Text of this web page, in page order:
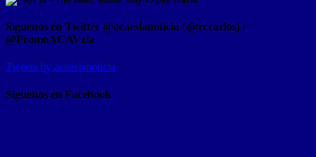
Síguenos en Twitter @acaeslanoticia / @rccarlosj /
@PromoACAVzla
Tweets by acaeslanoticia
Siguenos en Facebook